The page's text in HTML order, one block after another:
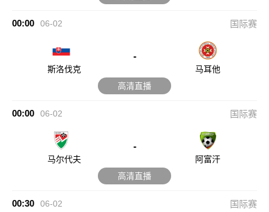
00:00 06-02 国际赛
斯洛伐克
-
马耳他
高清直播
00:00 06-02 国际赛
马尔代夫
-
阿富汗
高清直播
00:30 06-02 国际赛